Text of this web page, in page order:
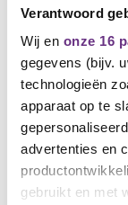
Verantwoord
Wij en onze 16
gegevens (bijv.
technologieën
apparaat op te
advertenties en
gebruikt en met
Met
Henk Jongsma,
06-22383073.